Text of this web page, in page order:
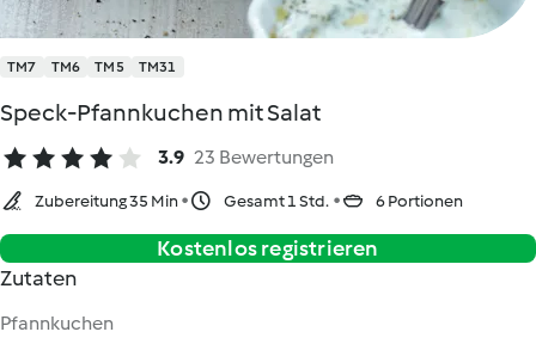
TM7 TM6 TM5 TM31
Speck-Pfannkuchen mit Salat
3.9 23 Bewertungen
Zubereitung 35 Min Gesamt 1 Std. 6 Portionen
Kostenlos registrieren
Zutaten
Pfannkuchen